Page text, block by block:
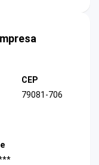
CEP
79081-706